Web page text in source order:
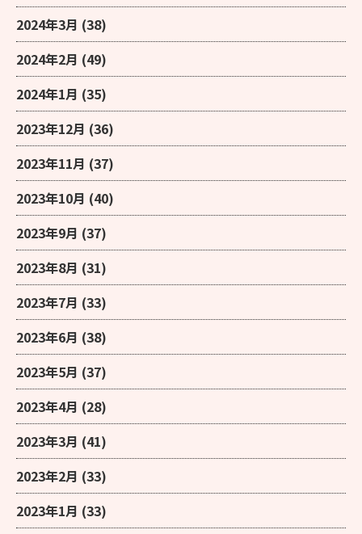
2024年3月 (38)
2024年2月 (49)
2024年1月 (35)
2023年12月 (36)
2023年11月 (37)
2023年10月 (40)
2023年9月 (37)
2023年8月 (31)
2023年7月 (33)
2023年6月 (38)
2023年5月 (37)
2023年4月 (28)
2023年3月 (41)
2023年2月 (33)
2023年1月 (33)